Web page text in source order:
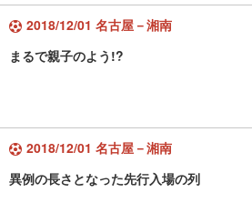
2018/12/01 名古屋－湘南
まるで親子のよう!?
2018/12/01 名古屋－湘南
異例の長さとなった先行入場の列